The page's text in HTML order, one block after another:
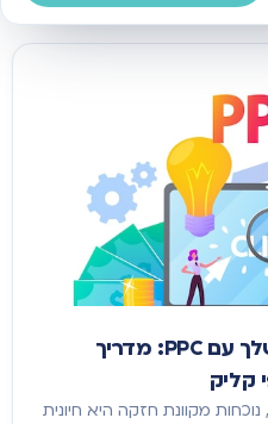
חיזוק הנוכחות המקוונת שלך עם PPC: מדריך
קליק
מקוונת חזקה היא חיונית